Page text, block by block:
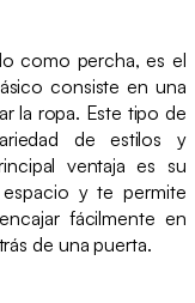
como percha, es el
consiste en una
la ropa. Este tipo de
de estilos y
ventaja es su
y te permite
fácilmente en
de una puerta.